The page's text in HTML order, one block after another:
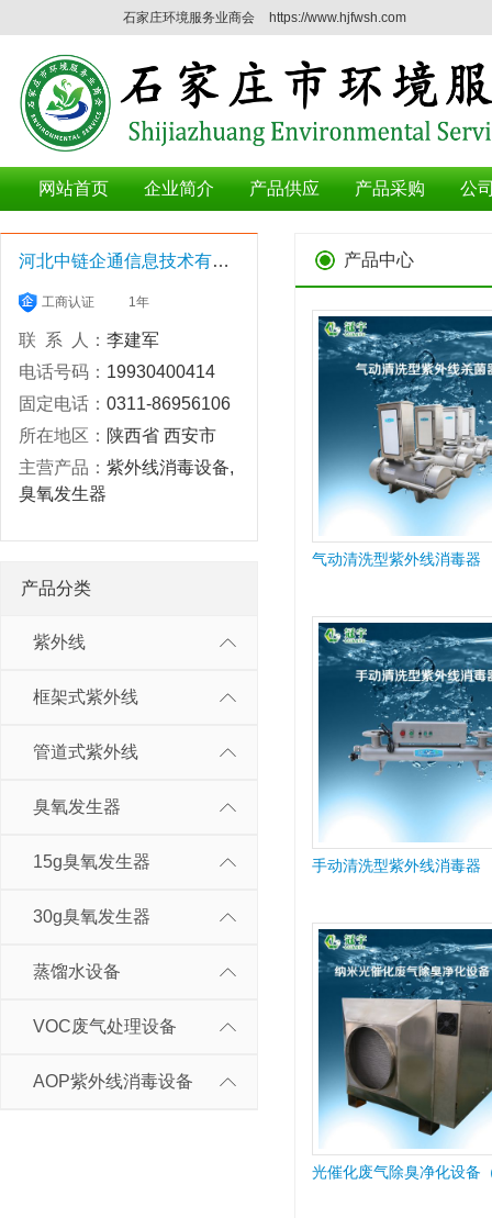
石家庄环境服务业商会 https://www.hjfwsh.com
网站首页 企业简介 产品供应 产品采购 公
河北中链企通信息技术有限公司
工商认证 1年
联 系 人： 李建军
电话号码： 19930400414
固定电话： 0311-86956106
所在地区： 陕西省 西安市
主营产品： 紫外线消毒设备,
臭氧发生器
产品分类
紫外线
框架式紫外线
管道式紫外线
臭氧发生器
15g臭氧发生器
30g臭氧发生器
蒸馏水设备
VOC废气处理设备
AOP紫外线消毒设备
产品中心
气动清洗型紫外线消毒器
手动清洗型紫外线消毒器
光催化废气除臭净化设备